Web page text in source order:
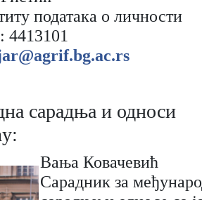
података о личности
4413101
сaрaдњa и односи
Вања Ковачевић
Сaрaдник зa